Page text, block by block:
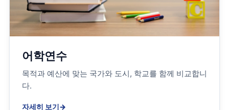
어학연수
목적과 예산에 맞는 국가와 도시, 학교를 함께 비교합니
다.
자세히 보기→